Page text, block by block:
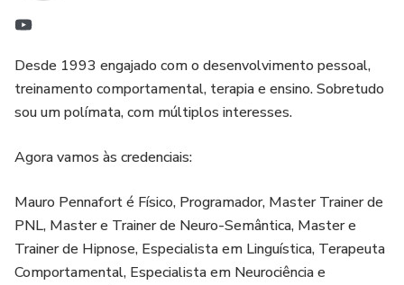
Desde 1993 engajado com o desenvolvimento pessoal,
treinamento comportamental, terapia e ensino. Sobretudo
sou um polímata, com múltiplos interesses.
Agora vamos às credenciais:
Mauro Pennafort é Físico, Programador, Master Trainer de
PNL, Master e Trainer de Neuro-Semântica, Master e
Trainer de Hipnose, Especialista em Linguística, Terapeuta
Comportamental, Especialista em Neurociência e